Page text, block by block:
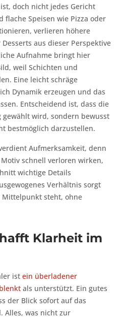
doch nicht jedes Gericht
flache Speisen wie Pizza oder
verlieren höhere
aus dieser Perspektive
Aufnahme bringt hier
weil Schichten und
Eine leicht schräge
Dynamik erzeugen und das
Entscheidend ist, dass die
wird, sondern bewusst
bestmöglich darzustellen.
Aufmerksamkeit, denn
schnell verloren wirken,
wichtige Details
Verhältnis sorgt
Mittelpunkt steht, ohne
Klarheit im
ist ein überladener
als unterstützt. Ein gutes
der Blick sofort auf das
Alles, was nicht zur